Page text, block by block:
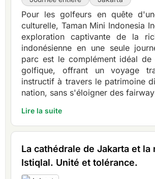
Pour les golfeurs en quête
culturelle, Taman Mini Indonesia
exploration captivante de la
indonésienne en une seule
parc est le complément idéal de
golfique, offrant un voyage
instructif à travers le patrimoine
nation, sans s'éloigner des
Lire la suite
La cathédrale de Jakarta et la
Istiqlal. Unité et tolérance.